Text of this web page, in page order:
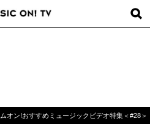
オン!おすすめミュージックビデオ特集＜#28＞